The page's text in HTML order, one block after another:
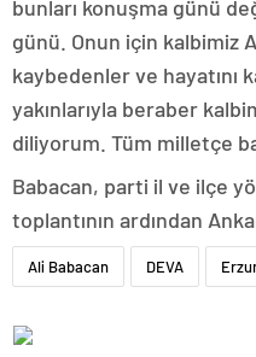
bunları konuşma günü
günü. Onun için kalbimiz
kaybedenler ve hayatını
yakınlarıyla beraber
diliyorum. Tüm milletçe
Babacan, parti il ve ilçe
toplantının ardından
Ali Babacan DEVA